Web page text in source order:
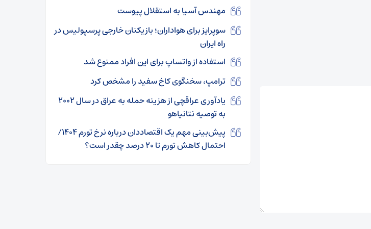
مهندس آسیا به استقلال پیوست
سوپرایز برای هواداران؛ بازیکنان خارجی پرسپولیس در
راه ایران
استفاده از واتساپ برای این افراد ممنوع شد
ترامپ، سخنگوی کاخ سفید را مشخص کرد
یادآوری عراقچی از هزینه حمله به عراق در سال ۲۰۰۲
به توصیه‌ نتانیاهو
پیش‌بینی مهم یک اقتصاددان درباره نرخ تورم ۱۴۰۴/
احتمال کاهش تورم تا ۲۰ درصد چقدر است؟